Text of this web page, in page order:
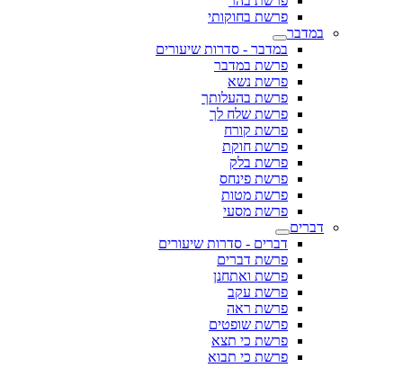
פרשת בחוקותי
במדבר
במדבר - סדרות שיעורים
פרשת במדבר
פרשת נשא
פרשת בהעלותך
פרשת שלח לך
פרשת קורח
פרשת חוקת
פרשת בלק
פרשת פינחס
פרשת מטות
פרשת מסעי
דברים
דברים - סדרות שיעורים
פרשת דברים
פרשת ואתחנן
פרשת עקב
פרשת ראה
פרשת שופטים
פרשת כי תצא
פרשת כי תבוא